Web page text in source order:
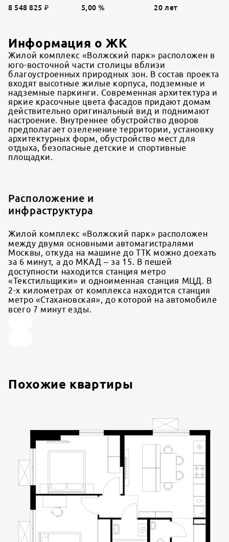
8 548 825 ₽ 5,00 % 20 лет
Информация о ЖК
Жилой комплекс «Волжский парк» расположен в
юго-восточной части столицы вблизи
благоустроенных природных зон. В состав проекта
входят высотные жилые корпуса, подземные и
надземные паркинги. Современная архитектура и
яркие красочные цвета фасадов придают домам
действительно оригинальный вид и поднимают
настроение. Внутреннее обустройство дворов
предполагает озеленение территории, установку
архитектурных форм, обустройство мест для
отдыха, безопасные детские и спортивные
площадки.
Расположение и
инфраструктура
Жилой комплекс «Волжский парк» расположен
между двумя основными автомагистралями
Москвы, откуда на машине до ТТК можно доехать
за 6 минут, а до МКАД – за 15. В пешей
доступности находится станция метро
«Текстильщики» и одноименная станция МЦД. В
2-х километрах от комплекса находится станция
метро «Стахановская», до которой на автомобиле
всего 7 минут езды.
Похожие квартиры